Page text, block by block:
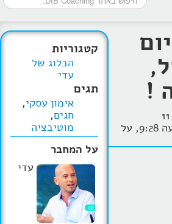
מסלולי אימון
אודות
המלצות
קטגוריות
הבלוג של
עדי
תגים
אימון עסקי,
חגים,
מוטיבציה
על המחבר
עדי
!
הפוסט נכתב בתאריך 11
באוקטובר 2012, בשעה 9:28, על